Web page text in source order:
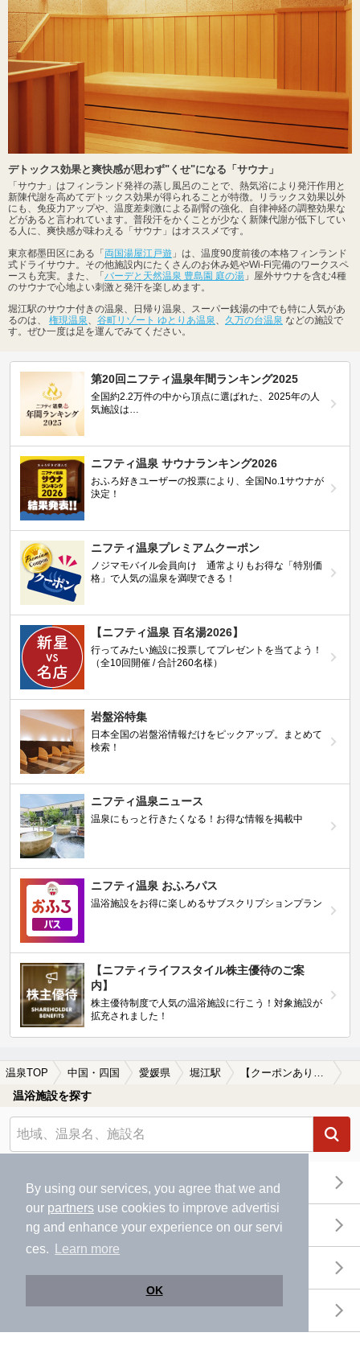
By using our services, you agree that we and
our partners use cookies to improve advertisi
ng and enhance your experience on our servi
ces.
Learn more
OK
デトックス効果と爽快感が思わず"くせ"になる「サウナ」
「サウナ」はフィンランド発祥の蒸し風呂のことで、熱気浴により発汗作用と
新陳代謝を高めてデトックス効果が得られることが特徴。リラックス効果以外
にも、免疫力アップや、温度差刺激による副腎の強化、自律神経の調整効果な
どがあると言われています。普段汗をかくことが少なく新陳代謝が低下してい
る人に、爽快感が味わえる「サウナ」はオススメです。
東京都墨田区にある「 両国湯屋江戸遊 」は、温度90度前後の本格フィンランド
式ドライサウナ。その他施設内にたくさんのお休み処やWi-Fi完備のワークスペ
ースも充実。また、「 バーデと天然温泉 豊島園 庭の湯 」屋外サウナを含む4種
のサウナで心地よい刺激と発汗を楽しめます。
堀江駅のサウナ付きの温泉、日帰り温泉、スーパー銭湯の中でも特に人気があ
るのは、 権現温泉、 谷町リゾート ゆとりあ温泉、 久万の台温泉 などの施設で
す。ぜひ一度は足を運んでみてください。
第20回ニフティ温泉年間ランキング2025
全国約2.2万件の中から頂点に選ばれた、2025年の人
気施設は…
ニフティ温泉 サウナランキング2026
おふろ好きユーザーの投票により、全国No.1サウナが
決定！
ニフティ温泉プレミアムクーポン
ノジマモバイル会員向け 通常よりもお得な「特別価
格」で人気の温泉を満喫できる！
【ニフティ温泉 百名湯2026】
行ってみたい施設に投票してプレゼントを当てよう！
（全10回開催 / 合計260名様）
岩盤浴特集
日本全国の岩盤浴情報だけをピックアップ。まとめて
検索！
ニフティ温泉ニュース
温泉にもっと行きたくなる！お得な情報を掲載中
ニフティ温泉 おふろパス
温浴施設をお得に楽しめるサブスクリプションプラン
【ニフティライフスタイル株主優待のご案
内】
株主優待制度で人気の温浴施設に行こう！対象施設が
拡充されました！
温泉TOP 中国・四国 愛媛県 堀江駅
温浴施設を探す
エリアから探す
地図から探す
温泉地から探す